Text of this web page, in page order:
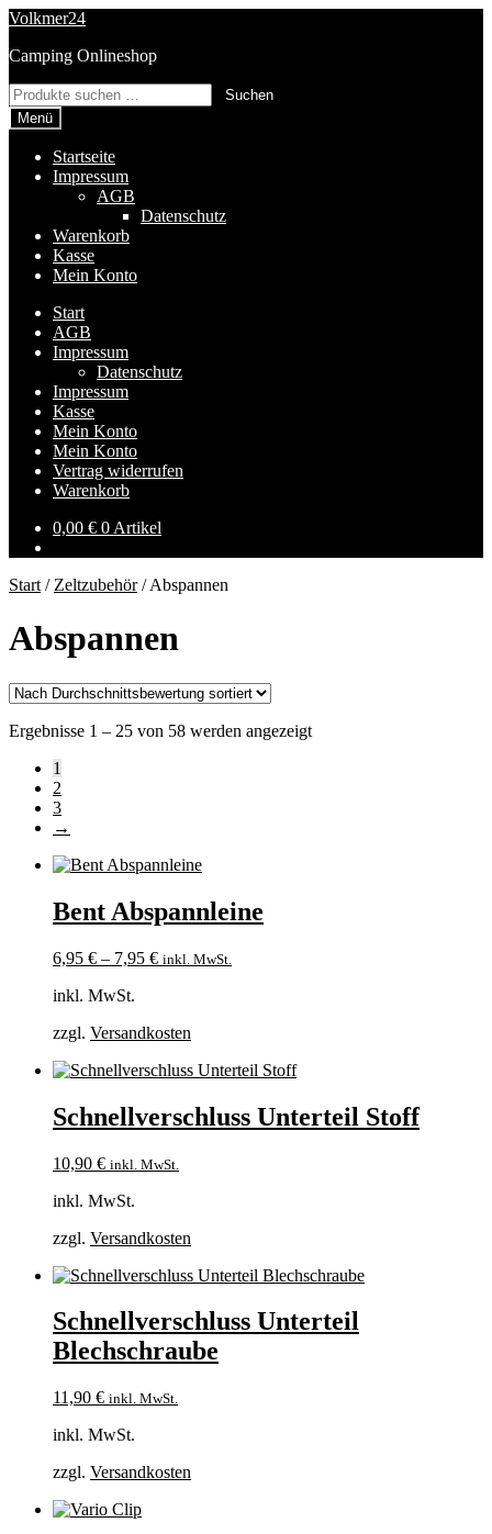
Zur
springen
Zum
springen
Volkmer24
Camping Onlineshop
Suchen
nach:
Suchen
Menü
Startseite
Impressum
AGB
Datenschutz
Warenkorb
Kasse
Mein Konto
Start
AGB
Impressum
Datenschutz
Impressum
Kasse
Mein Konto
Mein Konto
Vertrag widerrufen
Warenkorb
0,00 € 0 Artikel
Start / Zeltzubehör/Abspannen
Abspannen
Ergebnisse 1 – 25 von 58 werden angezeigtNach
1
2
3
→
Bent Abspannleine
6,95 € – 7,95 € inkl. MwSt.
inkl. MwSt.
zzgl. Versandkosten
Schnellverschluss Unterteil Stoff
10,90 € inkl. MwSt.
inkl. MwSt.
zzgl. Versandkosten
Schnellverschluss Unterteil
Blechschraube
11,90 € inkl. MwSt.
inkl. MwSt.
zzgl. Versandkosten